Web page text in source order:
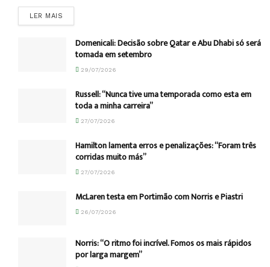
LER MAIS
Domenicali: Decisão sobre Qatar e Abu Dhabi só será
tomada em setembro
29/07/2026
Russell: “Nunca tive uma temporada como esta em
toda a minha carreira”
27/07/2026
Hamilton lamenta erros e penalizações: “Foram três
corridas muito más”
27/07/2026
McLaren testa em Portimão com Norris e Piastri
26/07/2026
Norris: “O ritmo foi incrível. Fomos os mais rápidos
por larga margem”